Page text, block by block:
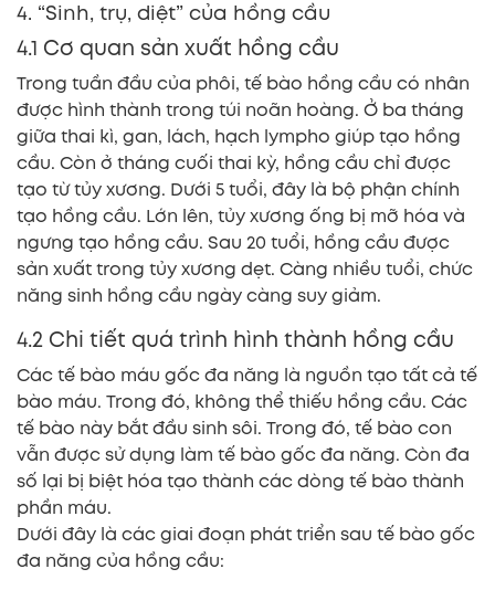
4. “Sinh, trụ, diệt” của hồng cầu
4.1 Cơ quan sản xuất hồng cầu
Trong tuần đầu của phôi, tế bào hồng cầu có nhân
được hình thành trong túi noãn hoàng. Ở ba tháng
giữa thai kì, gan, lách, hạch lympho giúp tạo hồng
cầu. Còn ở tháng cuối thai kỳ, hồng cầu chỉ được
tạo từ tủy xương. Dưới 5 tuổi, đây là bộ phận chính
tạo hồng cầu. Lớn lên, tủy xương ống bị mỡ hóa và
ngưng tạo hồng cầu. Sau 20 tuổi, hồng cầu được
sản xuất trong tủy xương dẹt. Càng nhiều tuổi, chức
năng sinh hồng cầu ngày càng suy giảm.
4.2 Chi tiết quá trình hình thành hồng cầu
Các tế bào máu gốc đa năng là nguồn tạo tất cả tế
bào máu. Trong đó, không thể thiếu hồng cầu. Các
tế bào này bắt đầu sinh sôi. Trong đó, tế bào con
vẫn được sử dụng làm tế bào gốc đa năng. Còn đa
số lại bị biệt hóa tạo thành các dòng tế bào thành
phần máu.
Dưới đây là các giai đoạn phát triển sau tế bào gốc
đa năng của hồng cầu: